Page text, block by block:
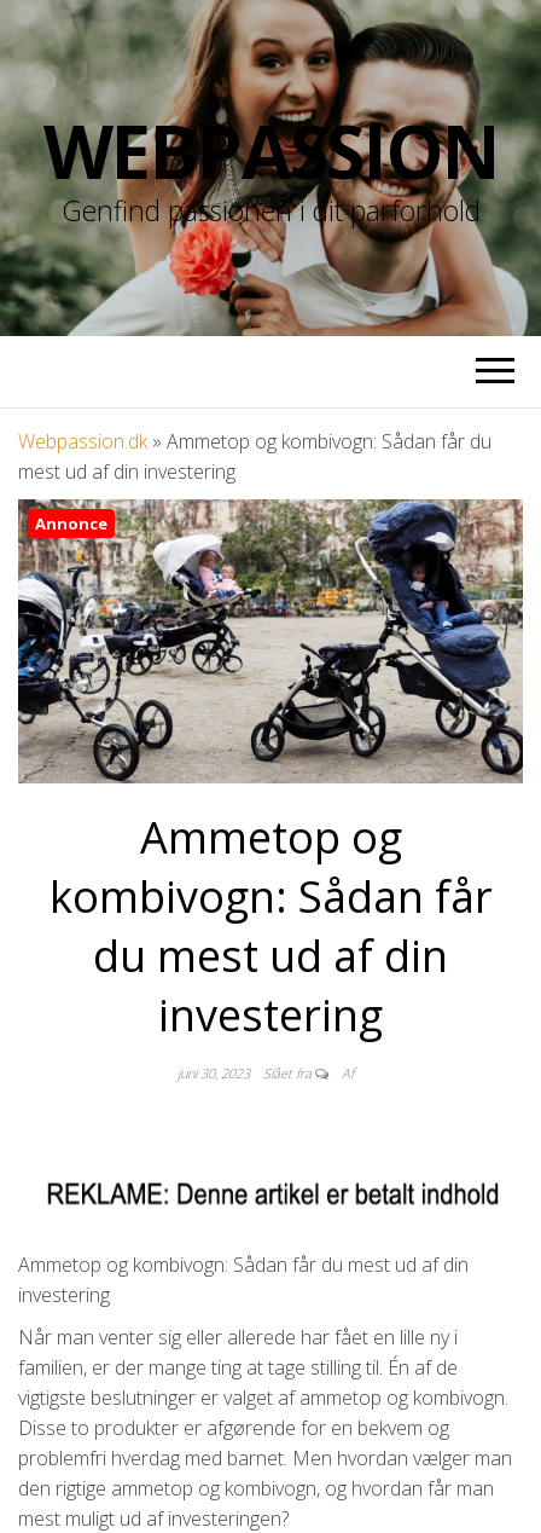
WEBPASSION
Genfind passionen i dit parforhold
Webpassion.dk» Ammetop og kombivogn: Sådan får du
mest ud af din investering
Annonce
Ammetop og
kombivogn: Sådan får
du mest ud af din
investering
juni 30, 2023 Slået fra Af
Ammetop og kombivogn: Sådan får du mest ud af din
investering
Når man venter sig eller allerede har fået en lille ny i
familien, er der mange ting at tage stilling til. Én af de
vigtigste beslutninger er valget af ammetop og kombivogn.
Disse to produkter er afgørende for en bekvem og
problemfri hverdag med barnet. Men hvordan vælger man
den rigtige ammetop og kombivogn, og hvordan får man
mest muligt ud af investeringen?